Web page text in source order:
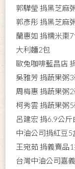
郭驊瑩 捐黑芝麻
郭彥彤 捐黑芝麻
蘭惠如 捐糯米棗
大利麵2包
歐兔咖啡藍昌店
吳雅芳 捐蔬果粥
周梅惠 捐蔬果粥
柯秀雲 捐蔬果粥
呂建宏 捐6.9公
中油公司捐紅豆5
王宛茹 捐義賣品
台灣中油公司嘉